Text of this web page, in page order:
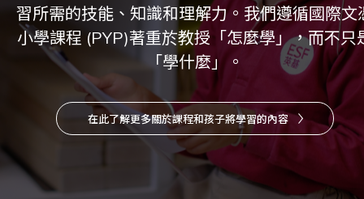
習所需的技能、知識和理解力。我們遵循國際文
小學課程 (PYP)著重於教授「怎麼學」，而不只
「學什麼」。
在此了解更多關於課程和孩子將學習的內容